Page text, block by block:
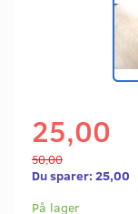
25,00
50,00
Du sparer: 25,00
På lager